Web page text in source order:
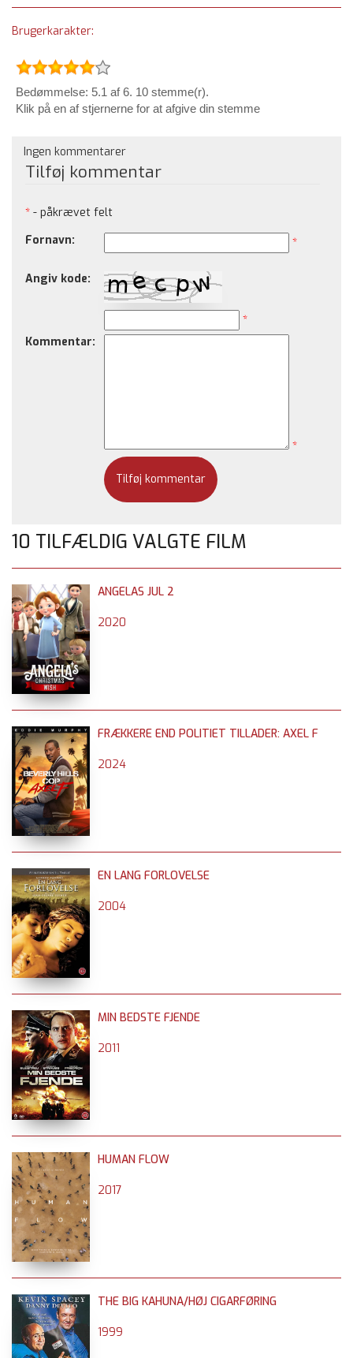
Brugerkarakter:
Bedømmelse: 5.1 af 6. 10 stemme(r).
Klik på en af stjernerne for at afgive din stemme
Ingen kommentarer
Tilføj kommentar
* - påkrævet felt
Fornavn:
*
Angiv kode:
*
Kommentar:
*
10 TILFÆLDIG VALGTE FILM
ANGELAS JUL 2
2020
FRÆKKERE END POLITIET TILLADER: AXEL F
2024
EN LANG FORLOVELSE
2004
MIN BEDSTE FJENDE
2011
HUMAN FLOW
2017
THE BIG KAHUNA/HØJ CIGARFØRING
1999